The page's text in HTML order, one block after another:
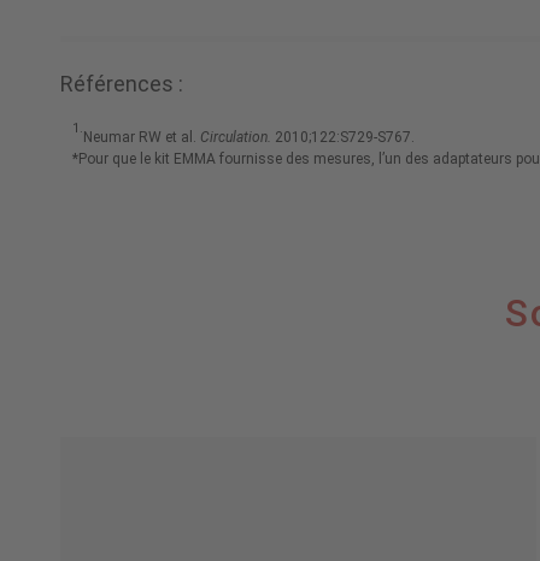
Références :
1.Neumar RW et al. Circulation. 2010;122:S729-S767.
*Pour que le kit EMMA fournisse des mesures, l’un des adaptateurs